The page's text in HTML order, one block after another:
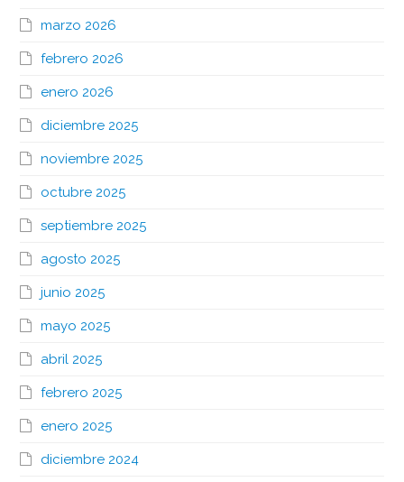
marzo 2026
febrero 2026
enero 2026
diciembre 2025
noviembre 2025
octubre 2025
septiembre 2025
agosto 2025
junio 2025
mayo 2025
abril 2025
febrero 2025
enero 2025
diciembre 2024